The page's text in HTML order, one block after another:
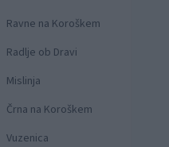
Ravne na Koroškem
Radlje ob Dravi
Mislinja
Črna na Koroškem
Vuzenica